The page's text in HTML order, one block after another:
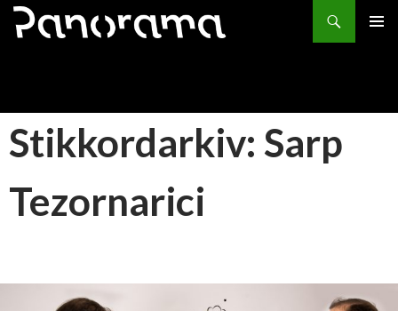
Søk
HOPP
Stikkordarkiv: Sarp
Tezornarici